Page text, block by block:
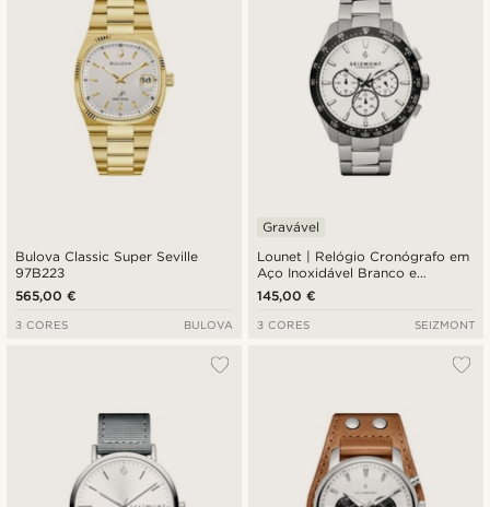
Bulova Classic Super Seville
97B223
565,00 €
3 CORES BULOVA
Lounet | Relógio Cronógrafo em
Aço Inoxidável Branco e
Prateado
Gravável
145,00 €
3 CORES SEIZMONT